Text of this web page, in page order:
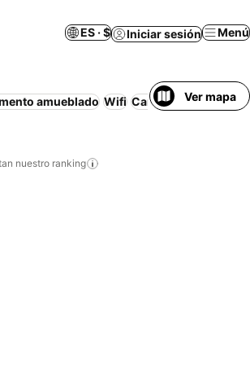
ES · $ Iniciar sesión Menú
amueblado Wifi Cancelación gratuita
Ver mapa
nuestro ranking